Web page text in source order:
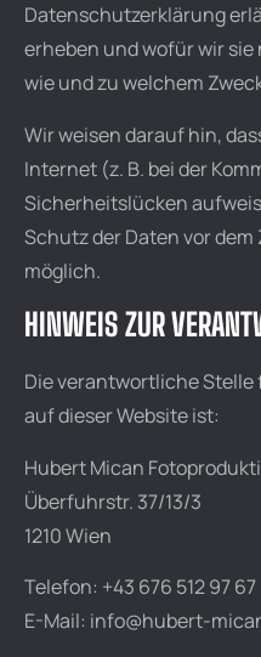
Datenschutzerklärung
erheben und wofür wir
wie und zu welchem
Wir weisen darauf hin,
Internet (z. B. bei der
Sicherheitslücken
Schutz der Daten vor
möglich.
HINWEIS ZUR
Die verantwortliche
auf dieser Website ist:
Hubert Mican
Überfuhrstr. 37/13/3
1210 Wien
Telefon: +43 676 512 97 67
E-Mail: info@hubert-